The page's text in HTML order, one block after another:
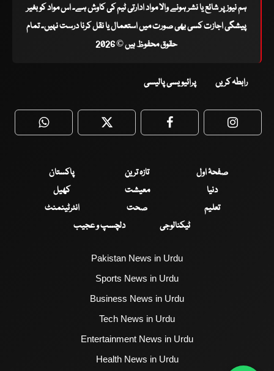
ہم نیوز پر شائع یا نشر ہونے والا مواد ادارتی ٹیم کی کاوش ہے۔ اس مواد کو بغیر
پیشگی اجازت کسی بھی صورت میں استعمال یا نقل کرنا درست نہیں۔ تمام
حقوق محفوظ ہیں © 2026
رابطہ کریں پرائیویسی پالیسی
WhatsApp Twitter Facebook
صفحۂ اول تازہ ترین
پاکستان
دنیا
معیشت
کھیل
تعلیم
صحت
انٹرٹینمنٹ
ٹیکنالوجی
دلچسپ و عجیب
Pakistan News in Urdu
Sports News in Urdu
Business News in Urdu
Tech News in Urdu
Entertainment News in Urdu
Health News in Urdu